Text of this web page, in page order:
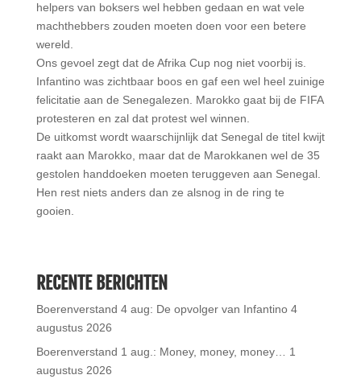
helpers van boksers wel hebben gedaan en wat vele
machthebbers zouden moeten doen voor een betere
wereld.
Ons gevoel zegt dat de Afrika Cup nog niet voorbij is.
Infantino was zichtbaar boos en gaf een wel heel zuinige
felicitatie aan de Senegalezen. Marokko gaat bij de FIFA
protesteren en zal dat protest wel winnen.
De uitkomst wordt waarschijnlijk dat Senegal de titel kwijt
raakt aan Marokko, maar dat de Marokkanen wel de 35
gestolen handdoeken moeten teruggeven aan Senegal.
Hen rest niets anders dan ze alsnog in de ring te
gooien.
RECENTE BERICHTEN
Boerenverstand 4 aug: De opvolger van Infantino 4
augustus 2026
Boerenverstand 1 aug.: Money, money, money…
1
augustus 2026